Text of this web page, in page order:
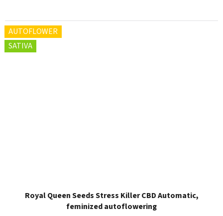
AUTOFLOWER
SATIVA
Royal Queen Seeds Stress Killer CBD Automatic,
feminized autoflowering